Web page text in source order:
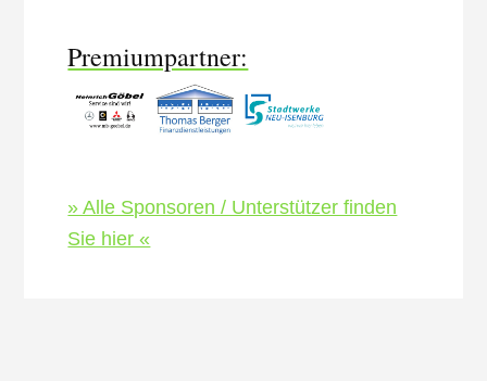
Premiumpartner:
» Alle Sponsoren / Unterstützer finden
Sie hier «